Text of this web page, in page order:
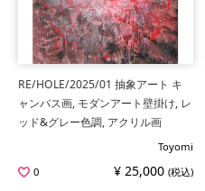
RE/HOLE/2025/01 抽象アート キ
ャンバス画, モダンアート壁掛け, レ
ッド&グレー色調, アクリル画
Toyomi
0
¥ 25,000 (税込)